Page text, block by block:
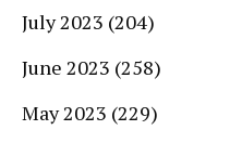
July 2023 (204)
June 2023 (258)
May 2023 (229)